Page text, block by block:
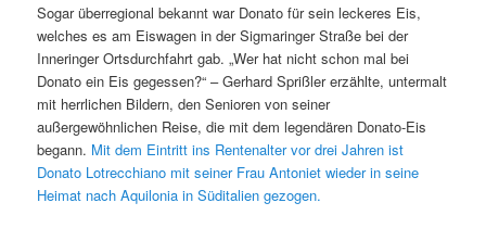
Sogar überregional bekannt war Donato für sein leckeres Eis,
welches es am Eiswagen in der Sigmaringer Straße bei der
Inneringer Ortsdurchfahrt gab. „Wer hat nicht schon mal bei
Donato ein Eis gegessen?“ – Gerhard Sprißler erzählte, untermalt
mit herrlichen Bildern, den Senioren von seiner
außergewöhnlichen Reise, die mit dem legendären Donato-Eis
begann. Mit dem Eintritt ins Rentenalter vor drei Jahren ist
Donato Lotrecchiano mit seiner Frau Antoniet wieder in seine
Heimat nach Aquilonia in Süditalien gezogen.